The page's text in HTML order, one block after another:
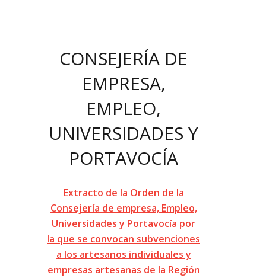
CONSEJERÍA DE
EMPRESA,
EMPLEO,
UNIVERSIDADES Y
PORTAVOCÍA
Extracto de la Orden de la
Consejería de empresa, Empleo,
Universidades y Portavocía por
la que se convocan subvenciones
a los artesanos individuales y
empresas artesanas de la Región